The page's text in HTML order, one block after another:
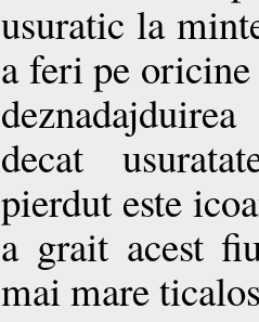
usuratic la
a feri pe
decat
pierdut este
a grait acest
mai mare